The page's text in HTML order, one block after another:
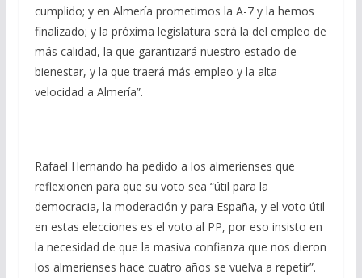
cumplido; y en Almería prometimos la A-7 y la hemos
finalizado; y la próxima legislatura será la del empleo de
más calidad, la que garantizará nuestro estado de
bienestar, y la que traerá más empleo y la alta
velocidad a Almería”.
Rafael Hernando ha pedido a los almerienses que
reflexionen para que su voto sea “útil para la
democracia, la moderación y para España, y el voto útil
en estas elecciones es el voto al PP, por eso insisto en
la necesidad de que la masiva confianza que nos dieron
los almerienses hace cuatro años se vuelva a repetir”.